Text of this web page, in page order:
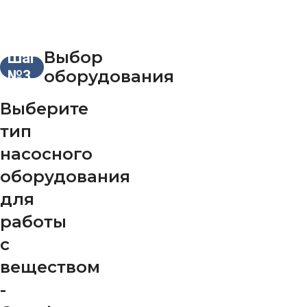
Шаг
№3
Выбор
оборудования
Выберите
тип
насосного
оборудования
для
работы
с
веществом
-